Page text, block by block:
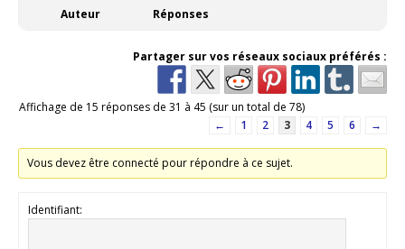
Auteur Réponses
Partager sur vos réseaux sociaux préférés :
Affichage de 15 réponses de 31 à 45 (sur un total de 78)
←
1 2 3 4 5 6 →
Vous devez être connecté pour répondre à ce sujet.
Identifiant: